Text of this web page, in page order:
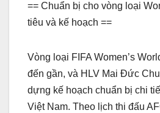
== Chuẩn bị cho vòng loại
tiêu và kế hoạch ==
Vòng loại FIFA Women’s
đến gần, và HLV Mai Đức
dựng kế hoạch chuẩn bị chi
Việt Nam. Theo lịch thi đấu